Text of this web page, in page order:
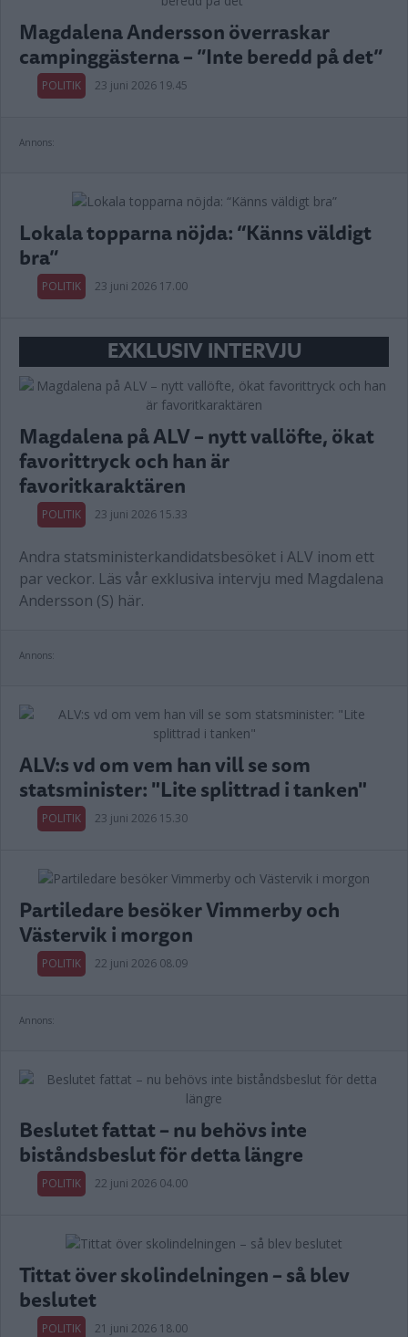
Magdalena Andersson överraskar
campinggästerna – ”Inte beredd på det”
POLITIK 23 juni 2026 19.45
Annons:
Lokala topparna nöjda: “Känns väldigt
bra”
POLITIK 23 juni 2026 17.00
EXKLUSIV INTERVJU
Magdalena på ALV – nytt vallöfte, ökat
favorittryck och han är
favoritkaraktären
POLITIK 23 juni 2026 15.33
Andra statsministerkandidatsbesöket i ALV inom ett
par veckor. Läs vår exklusiva intervju med Magdalena
Andersson (S) här.
Annons:
ALV:s vd om vem han vill se som
statsminister: "Lite splittrad i tanken"
POLITIK 23 juni 2026 15.30
Partiledare besöker Vimmerby och
Västervik i morgon
POLITIK 22 juni 2026 08.09
Annons:
Beslutet fattat – nu behövs inte
biståndsbeslut för detta längre
POLITIK 22 juni 2026 04.00
Tittat över skolindelningen – så blev
beslutet
POLITIK 21 juni 2026 18.00